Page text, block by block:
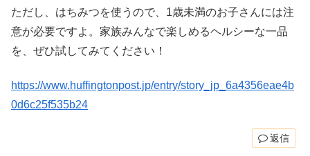
ただし、はちみつを使うので、1歳未満のお子さんには注
意が必要ですよ。家族みんなで楽しめるヘルシーな一品
を、ぜひ試してみてください！
https://www.huffingtonpost.jp/entry/story_jp_6a4356eae4b
0d6c25f535b24
返信